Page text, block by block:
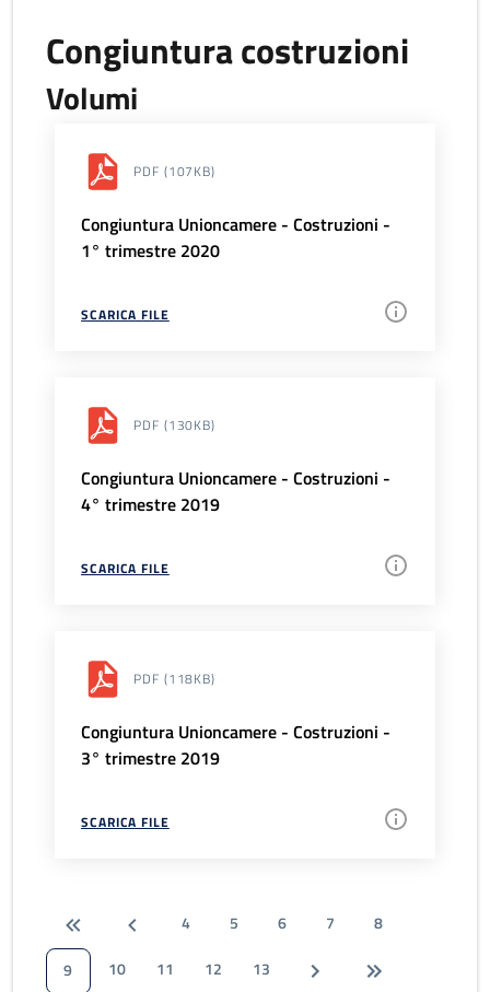
Congiuntura costruzioni
Volumi
PDF (107KB)
Congiuntura Unioncamere - Costruzioni -
1° trimestre 2020
SCARICA FILE
PDF (130KB)
Congiuntura Unioncamere - Costruzioni -
4° trimestre 2019
SCARICA FILE
PDF (118KB)
Congiuntura Unioncamere - Costruzioni -
3° trimestre 2019
SCARICA FILE
4 5 6 7
8
9
10 11 12 13